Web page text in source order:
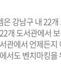
강남구 내 22
개 도서관에서
관에서 언제든
서도 벤치마킹